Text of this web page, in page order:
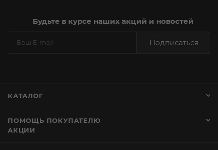
Будьте в курсе наших акций и новостей
Подписаться
КАТАЛОГ
ПОМОЩЬ ПОКУПАТЕЛЮ
АКЦИИ